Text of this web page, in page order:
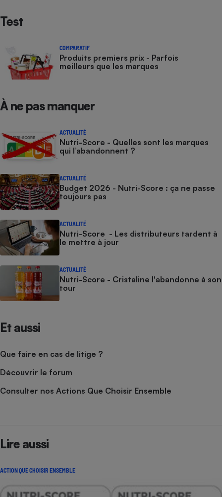
Test
COMPARATIF
Produits premiers prix - Parfois
meilleurs que les marques
À ne pas manquer
ACTUALITÉ
Nutri-Score - Quelles sont les marques
qui l’abandonnent ?
ACTUALITÉ
Budget 2026 - Nutri-Score : ça ne passe
toujours pas
ACTUALITÉ
Nutri-Score - Les distributeurs tardent à
le mettre à jour
ACTUALITÉ
Nutri-Score - Cristaline l'abandonne à son
tour
Et aussi
Que faire en cas de litige ?
Découvrir le forum
Consulter nos Actions Que Choisir Ensemble
Lire aussi
ACTION QUE CHOISIR ENSEMBLE